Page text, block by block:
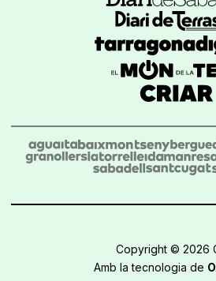
Copyright © 2026
Amb la tecnologia de